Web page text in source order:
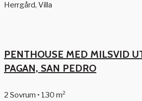
Herrgård, Villa
PENTHOUSE MED MILSVID
PAGAN, SAN PEDRO
2 Sovrum • 130 m²